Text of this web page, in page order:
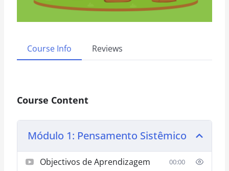
Course Info Reviews
Course Content
Módulo 1: Pensamento Sistêmico
Objectivos de Aprendizagem 00:00